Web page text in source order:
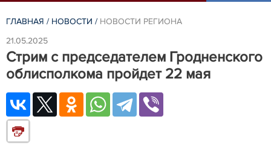
ГЛАВНАЯ / НОВОСТИ / НОВОСТИ РЕГИОНА
21.05.2025
Стрим с председателем Гродненского
облисполкома пройдет 22 мая